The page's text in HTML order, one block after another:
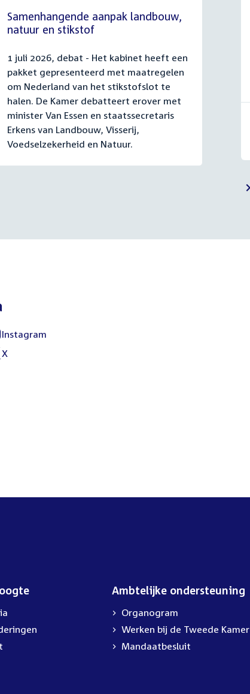
Samenhangende aanpak landbouw,
natuur en stikstof
1 juli 2026, debat - Het kabinet heeft een
pakket gepresenteerd met maatregelen
om Nederland van het stikstofslot te
halen. De Kamer debatteert erover met
minister Van Essen en staatssecretaris
Erkens van Landbouw, Visserij,
Voedselzekerheid en Natuur.
Instagram
X
Ambtelijke ondersteuning
Organogram
Werken bij de Tweede Kamer
Mandaatbesluit